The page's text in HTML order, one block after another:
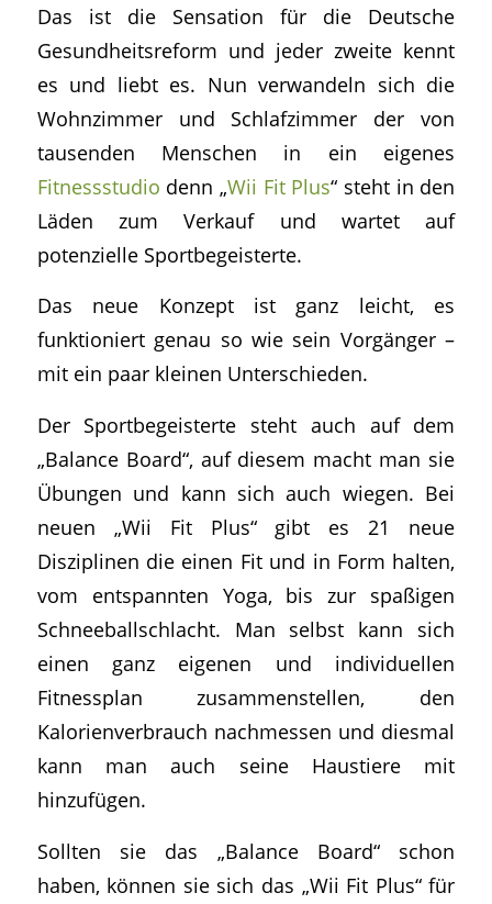
Das ist die Sensation für die Deutsche
Gesundheitsreform und jeder zweite kennt
es und liebt es. Nun verwandeln sich die
Wohnzimmer und Schlafzimmer der von
tausenden Menschen in ein eigenes
Fitnessstudio denn „Wii Fit Plus“ steht in den
Läden zum Verkauf und wartet auf
potenzielle Sportbegeisterte.
Das neue Konzept ist ganz leicht, es
funktioniert genau so wie sein Vorgänger –
mit ein paar kleinen Unterschieden.
Der Sportbegeisterte steht auch auf dem
„Balance Board“, auf diesem macht man sie
Übungen und kann sich auch wiegen. Bei
neuen „Wii Fit Plus“ gibt es 21 neue
Disziplinen die einen Fit und in Form halten,
vom entspannten Yoga, bis zur spaßigen
Schneeballschlacht. Man selbst kann sich
einen ganz eigenen und individuellen
Fitnessplan zusammenstellen, den
Kalorienverbrauch nachmessen und diesmal
kann man auch seine Haustiere mit
hinzufügen.
Sollten sie das „Balance Board“ schon
haben, können sie sich das „Wii Fit Plus“ für